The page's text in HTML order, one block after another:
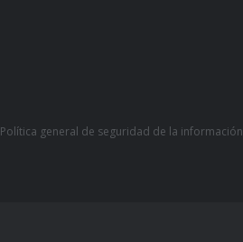
Política general de seguridad de la información